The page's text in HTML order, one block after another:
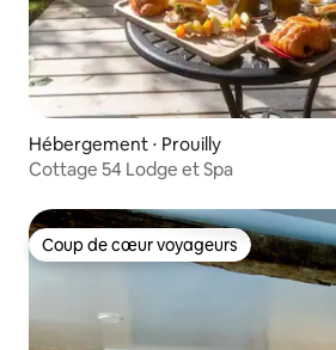
Hébergement ⋅ Prouilly
Cottage 54 Lodge et Spa
Coup de cœur voyageurs
Coup de cœur voyageurs